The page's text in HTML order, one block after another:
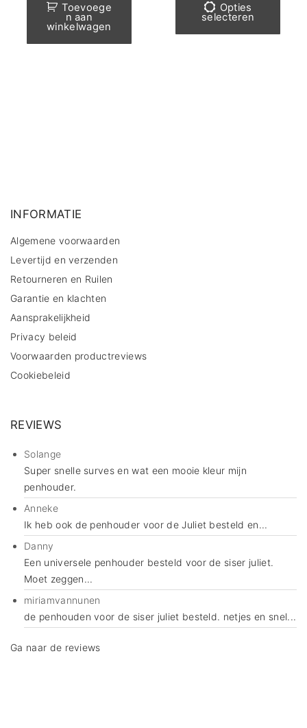
Toevoege
n aan
winkelwagen
Opties
selecteren
INFORMATIE
Algemene voorwaarden
Levertijd en verzenden
Retourneren en Ruilen
Garantie en klachten
Aansprakelijkheid
Privacy beleid
Voorwaarden productreviews
Cookiebeleid
REVIEWS
Solange
Super snelle surves en wat een mooie kleur mijn
penhouder.
Anneke
Ik heb ook de penhouder voor de Juliet besteld en...
Danny
Een universele penhouder besteld voor de siser juliet.
Moet zeggen...
miriamvannunen
de penhouden voor de siser juliet besteld. netjes en snel...
Ga naar de reviews